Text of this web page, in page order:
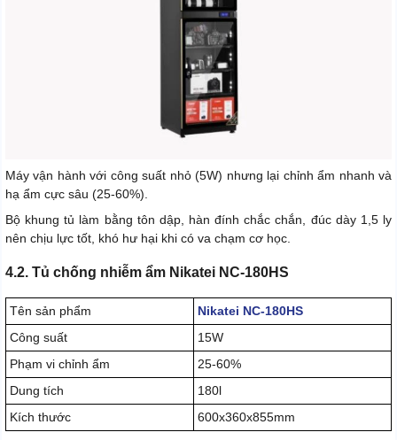
Máy vận hành với công suất nhỏ (5W) nhưng lại chỉnh ẩm nhanh và
hạ ẩm cực sâu (25-60%).
Bộ khung tủ làm bằng tôn dập, hàn đính chắc chắn, đúc dày 1,5 ly
nên chịu lực tốt, khó hư hại khi có va chạm cơ học.
4.2. Tủ chống nhiễm ẩm Nikatei NC-180HS
Tên sản phẩm
Nikatei NC-180HS
Công suất
15W
Phạm vi chỉnh ẩm
25-60%
Dung tích
180l
Kích thước
600x360x855mm